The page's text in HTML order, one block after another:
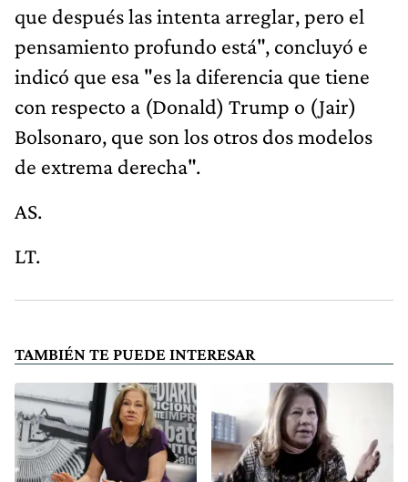
que después las intenta arreglar, pero el
pensamiento profundo está", concluyó e
indicó que esa "es la diferencia que tiene
con respecto a (Donald) Trump o (Jair)
Bolsonaro, que son los otros dos modelos
de extrema derecha".
AS.
LT.
TAMBIÉN TE PUEDE INTERESAR